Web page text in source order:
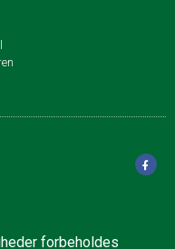
forbeholdes